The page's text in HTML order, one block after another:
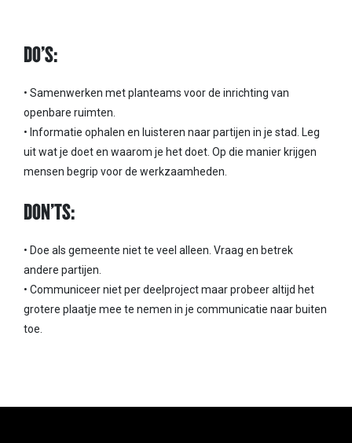
DO’S:
• Samenwerken met planteams voor de inrichting van
openbare ruimten.
• Informatie ophalen en luisteren naar partijen in je stad. Leg
uit wat je doet en waarom je het doet. Op die manier krijgen
mensen begrip voor de werkzaamheden.
DON’TS:
• Doe als gemeente niet te veel alleen. Vraag en betrek
andere partijen.
• Communiceer niet per deelproject maar probeer altijd het
grotere plaatje mee te nemen in je communicatie naar buiten
toe.